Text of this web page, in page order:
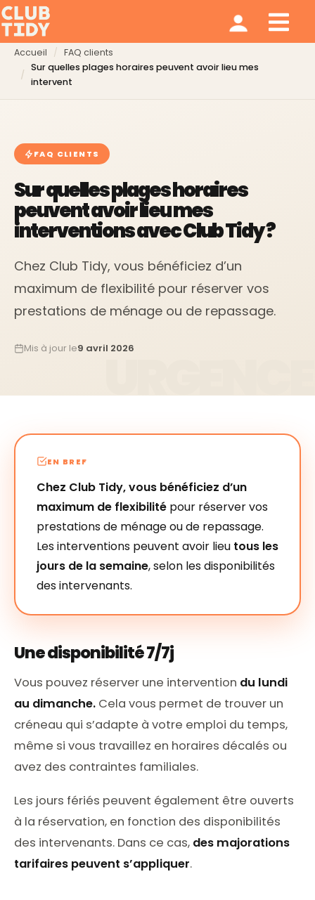
Accueil
FAQ clients
Sur quelles plages horaires peuvent avoir lieu mes
intervent
FAQ CLIENTS
Sur quelles plages horaires
peuvent avoir lieu mes
interventions avec Club Tidy ?
Chez Club Tidy, vous bénéficiez d’un
maximum de flexibilité pour réserver vos
prestations de ménage ou de repassage.
Mis à jour le9 avril 2026
EN BREF
Chez Club Tidy, vous bénéficiez d’un
maximum de flexibilité pour réserver vos
prestations de ménage ou de repassage.
Les interventions peuvent avoir lieu tous les
jours de la semaine, selon les disponibilités
des intervenants.
Une disponibilité 7/7j
Vous pouvez réserver une intervention du lundi
au dimanche. Cela vous permet de trouver un
créneau qui s’adapte à votre emploi du temps,
même si vous travaillez en horaires décalés ou
avez des contraintes familiales.
Les jours fériés peuvent également être ouverts
à la réservation, en fonction des disponibilités
des intervenants. Dans ce cas, des majorations
tarifaires peuvent s’appliquer.